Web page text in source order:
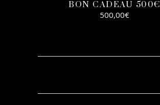
BON CADEAU 500€
500,00€
SELECT